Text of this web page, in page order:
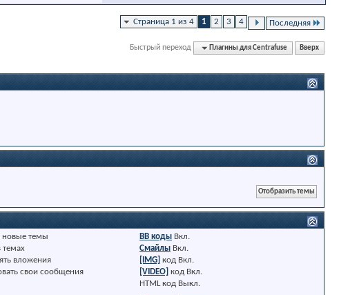
Страница 1 из 4 1 2 3 4 Последняя
Быстрый переход Плагины для Centrafuse Вверх
новые темы
темах
вложения
свои сообщения
BB коды Вкл.
Смайлы Вкл.
[IMG] код Вкл.
[VIDEO] код Вкл.
HTML код Выкл.